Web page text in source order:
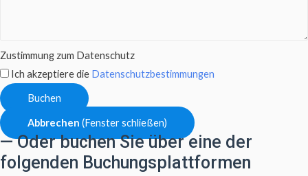
Zustimmung zum Datenschutz
Ich akzeptiere die Datenschutzbestimmungen
Buchen
Abbrechen (Fenster schließen)
— Oder buchen Sie über eine der
folgenden Buchungsplattformen